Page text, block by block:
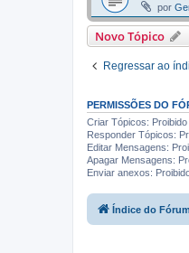
por
Novo Tópico
Regressar ao
PERMISSÕES DO
Criar Tópicos: Proibido
Responder Tópicos:
Editar Mensagens:
Apagar Mensagens:
Enviar anexos:
Índice do Fórum